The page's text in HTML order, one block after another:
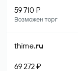
59 710 ₽
Возможен торг
thime.ru
69 272 ₽